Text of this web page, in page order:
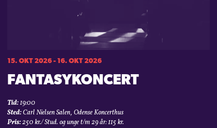
15. OKT 2026 - 16. OKT 2026
FANTASYKONCERT
Tid:19:00
Sted:Carl Nielsen Salen, Odense Koncerthus
Pris:250 kr./ Stud. og unge t/m 29 år: 115 kr.